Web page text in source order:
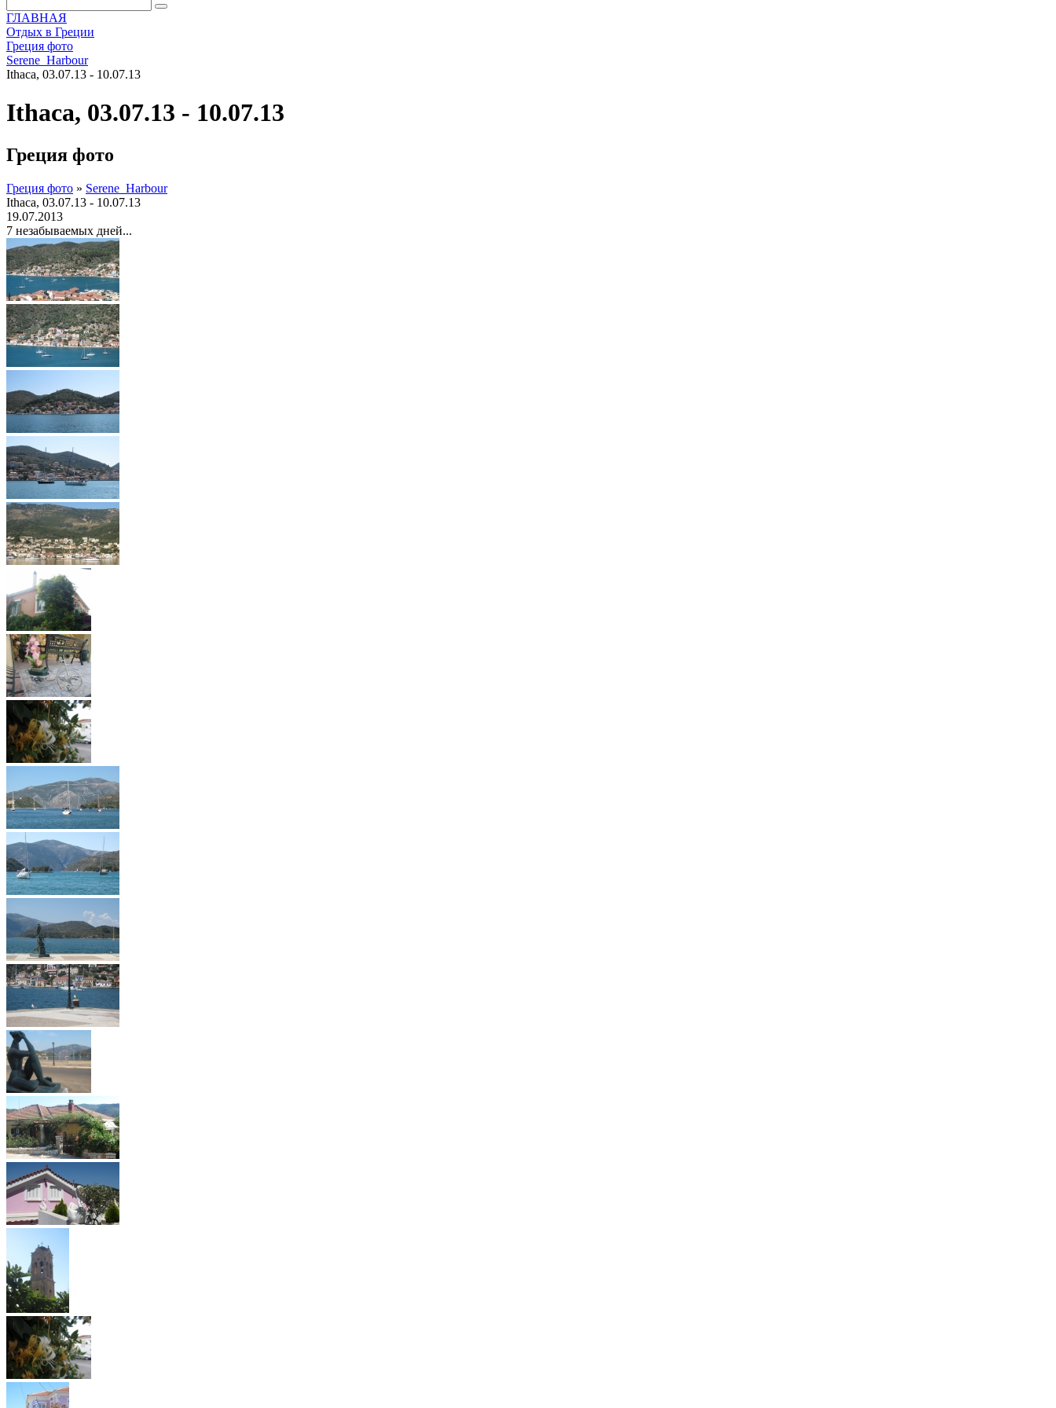
ГЛАВНАЯ
Отдых в Греции
Греция фото
Serene_Harbour
Ithaca, 03.07.13 - 10.07.13
Ithaca, 03.07.13 - 10.07.13
Греция фото
Греция фото » Serene_Harbour
Ithaca, 03.07.13 - 10.07.13
19.07.2013
7 незабываемых дней...